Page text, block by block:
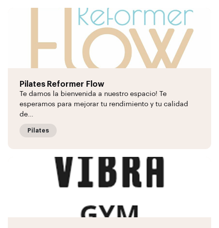
Pilates Reformer Flow
Te damos la bienvenida a nuestro espacio! Te
esperamos para mejorar tu rendimiento y tu calidad
de…
Pilates